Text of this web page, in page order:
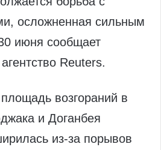
осложненная сильным
июня сообщает
Reuters.
возгораний в
и Доганбея
из-за порывов